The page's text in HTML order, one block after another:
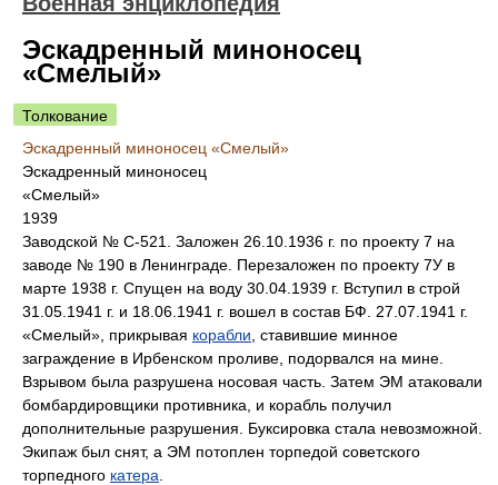
Эскадренный миноносец
«Смелый»
Толкование
Эскадренный миноносец «Смелый»
Эскадренный миноносец
«Смелый»
1939
Заводской № С-521. Заложен 26.10.1936 г. по проекту 7 на
заводе № 190 в Ленинграде. Перезаложен по проекту 7У в
марте 1938 г. Спущен на воду 30.04.1939 г. Вступил в строй
31.05.1941 г. и 18.06.1941 г. вошел в состав БФ. 27.07.1941 г.
«Смелый», прикрывая корабли , ставившие минное
заграждение в Ирбенском проливе, подорвался на мине.
Взрывом была разрушена носовая часть. Затем ЭМ атаковали
бомбардировщики противника, и корабль получил
дополнительные разрушения. Буксировка стала невозможной.
Экипаж был снят, а ЭМ потоплен торпедой советского
торпедного катера